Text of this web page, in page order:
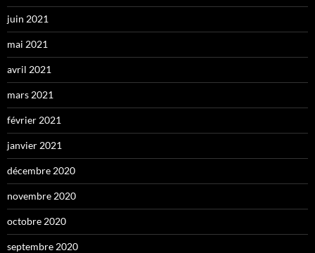
juin 2021
mai 2021
avril 2021
mars 2021
février 2021
janvier 2021
décembre 2020
novembre 2020
octobre 2020
septembre 2020